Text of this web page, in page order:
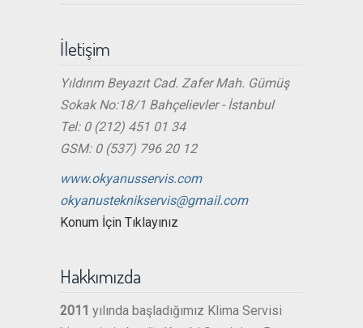
İletişim
Yıldırım Beyazıt Cad. Zafer Mah. Gümüş
Sokak No:18/1 Bahçelievler - İstanbul
Tel: 0 (212) 451 01 34
GSM: 0 (537) 796 20 12
www.okyanusservis.com
okyanusteknikservis@gmail.com
Konum İçin Tıklayınız
Hakkımızda
2011 yılında başladığımız Klima Servisi